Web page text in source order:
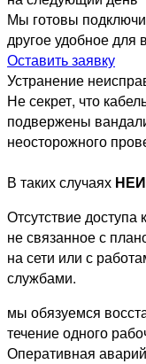
Мы готовы
другое удобное для
Оставить заявку
Устранение
Не секрет, что
подвержены
неосторожного
В таких случаях
Отсутствие доступа
не связанное с
на сети или с
службами.
мы обязуемся
течение одного
Оперативная